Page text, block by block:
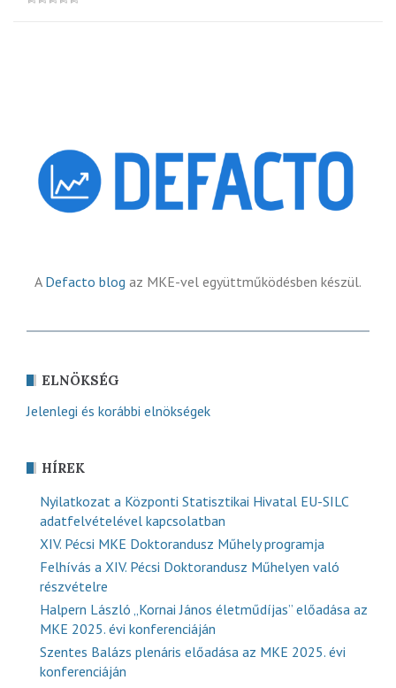
A Defacto blog az MKE-vel együttműködésben készül.
ELNÖKSÉG
Jelenlegi és korábbi elnökségek
HÍREK
Nyilatkozat a Központi Statisztikai Hivatal EU-SILC
adatfelvételével kapcsolatban
XIV. Pécsi MKE Doktorandusz Műhely programja
Felhívás a XIV. Pécsi Doktorandusz Műhelyen való
részvételre
Halpern László „Kornai János életműdíjas” előadása az
MKE 2025. évi konferenciáján
Szentes Balázs plenáris előadása az MKE 2025. évi
konferenciáján